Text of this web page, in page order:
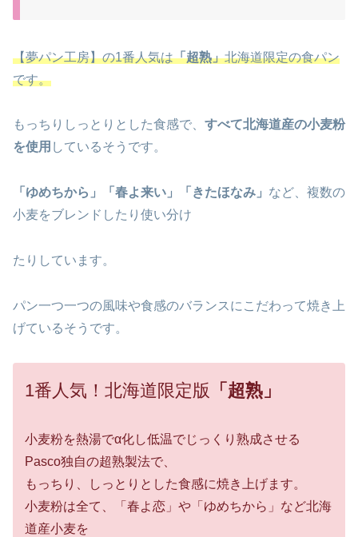
【夢パン工房】の1番人気は「超熟」北海道限定の食パン
です。
もっちりしっとりとした食感で、 すべて北海道産の小麦粉
を使用 しているそうです。
「ゆめちから」「春よ来い」「きたほなみ」 など、複数の
小麦をブレンドしたり使い分け
たりしています。
パン一つ一つの風味や食感のバランスにこだわって焼き上
げているそうです。
1番人気！北海道限定版 「超熟」
小麦粉を熱湯でα化し低温でじっくり熟成させる
Pasco独自の超熟製法で、
もっちり、しっとりとした食感に焼き上げます。
小麦粉は全て、「春よ恋」や「ゆめちから」など北海
道産小麦を